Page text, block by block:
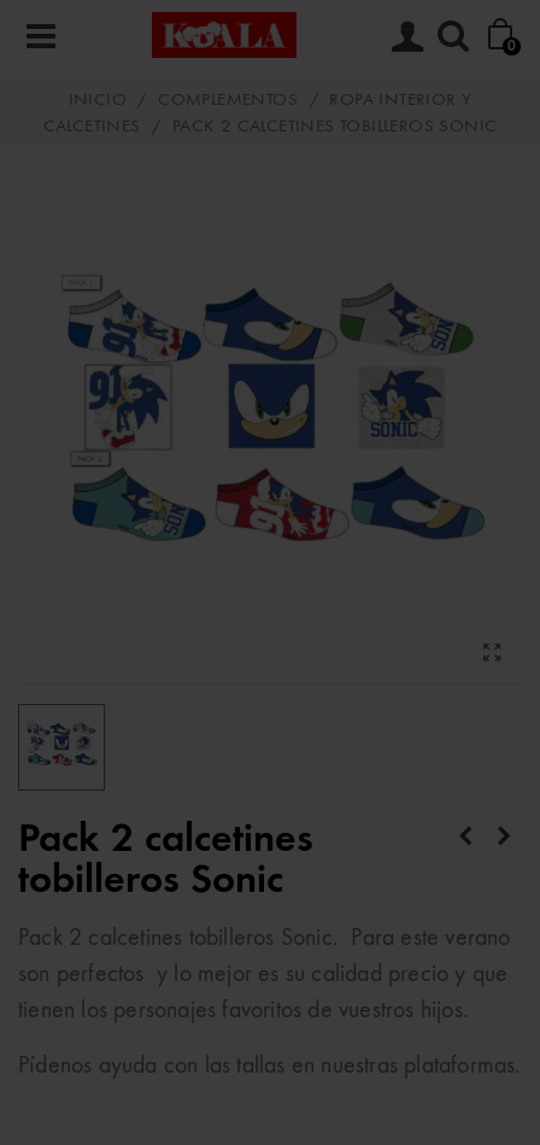
0
INICIO / COMPLEMENTOS /
ROPA INTERIOR Y
CALCETINES
/ PACK 2 CALCETINES TOBILLEROS SONIC
Pack 2 calcetines
tobilleros Sonic
Pack 2 calcetines tobilleros Sonic. Para este verano
son perfectos y lo mejor es su calidad precio y que
tienen los personajes favoritos de vuestros hijos.
Pídenos ayuda con las tallas en nuestras plataformas.